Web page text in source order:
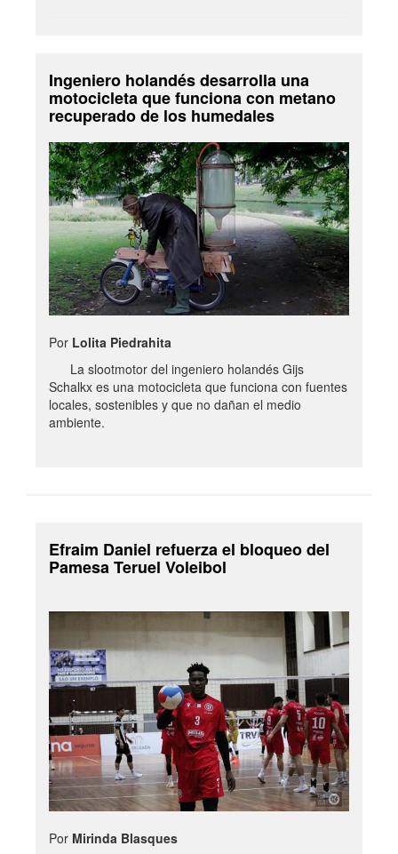
Ingeniero holandés desarrolla una
motocicleta que funciona con metano
recuperado de los humedales
Por Lolita Piedrahita
La slootmotor del ingeniero holandés Gijs
Schalkx es una motocicleta que funciona con fuentes
locales, sostenibles y que no dañan el medio
ambiente.
Efraim Daniel refuerza el bloqueo del
Pamesa Teruel Voleibol
Por Mirinda Blasques